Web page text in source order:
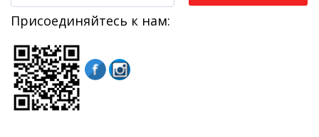
Присоединяйтесь к нам: